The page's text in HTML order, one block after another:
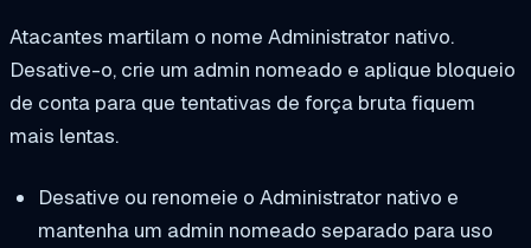
Atacantes martilam o nome Administrator nativo.
Desative-o, crie um admin nomeado e aplique bloqueio
de conta para que tentativas de força bruta fiquem
mais lentas.
Desative ou renomeie o Administrator nativo e
mantenha um admin nomeado separado para uso